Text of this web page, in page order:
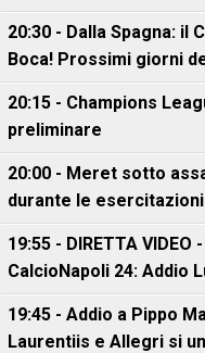
20:30 - Dalla Spagna: il
Boca! Prossimi giorni
20:15 - Champions
preliminare
20:00 - Meret sotto
durante le esercitazioni
19:55 - DIRETTA
CalcioNapoli 24: Addio
19:45 - Addio a Pippo
Laurentiis e Allegri si